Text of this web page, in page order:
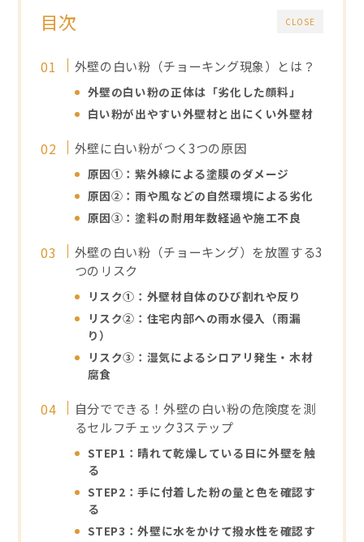
CLOSE
目次
外壁の白い粉（チョーキング現象）とは？
外壁の白い粉の正体は「劣化した顔料」
白い粉が出やすい外壁材と出にくい外壁材
外壁に白い粉がつく3つの原因
原因①：紫外線による塗膜のダメージ
原因②：雨や風などの自然環境による劣化
原因③：塗料の耐用年数経過や施工不良
外壁の白い粉（チョーキング）を放置する3
つのリスク
リスク①：外壁材自体のひび割れや反り
リスク②：住宅内部への雨水侵入（雨漏
り）
リスク③：湿気によるシロアリ発生・木材
腐食
自分でできる！外壁の白い粉の危険度を測
るセルフチェック3ステップ
STEP1：晴れて乾燥している日に外壁を触
る
STEP2：手に付着した粉の量と色を確認す
る
STEP3：外壁に水をかけて撥水性を確認す